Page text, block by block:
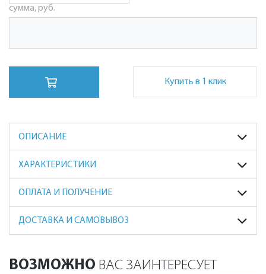
сумма, руб.
Купить в 1 клик
ОПИСАНИЕ
ХАРАКТЕРИСТИКИ
ОПЛАТА И ПОЛУЧЕНИЕ
ДОСТАВКА И САМОВЫВОЗ
ВОЗМОЖНО ВАС ЗАИНТЕРЕСУЕТ